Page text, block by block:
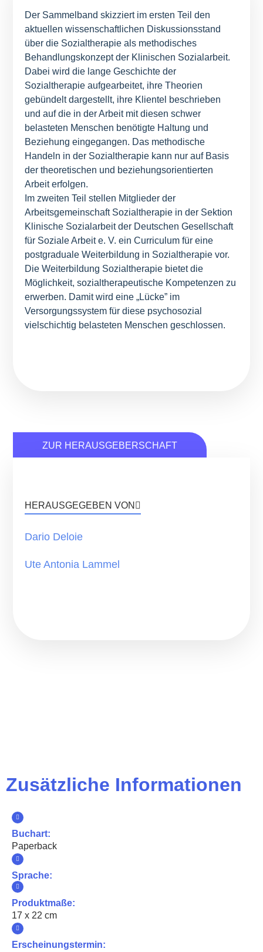
Der Sammelband skizziert im ersten Teil den
aktuellen wissenschaftlichen Diskussionsstand
über die Sozialtherapie als methodisches
Behandlungskonzept der Klinischen Sozialarbeit.
Dabei wird die lange Geschichte der
Sozialtherapie aufgearbeitet, ihre Theorien
gebündelt dargestellt, ihre Klientel beschrieben
und auf die in der Arbeit mit diesen schwer
belasteten Menschen benötigte Haltung und
Beziehung eingegangen. Das methodische
Handeln in der Sozialtherapie kann nur auf Basis
der theoretischen und beziehungsorientierten
Arbeit erfolgen.
Im zweiten Teil stellen Mitglieder der
Arbeitsgemeinschaft Sozialtherapie in der Sektion
Klinische Sozialarbeit der Deutschen Gesellschaft
für Soziale Arbeit e. V. ein Curriculum für eine
postgraduale Weiterbildung in Sozialtherapie vor.
Die Weiterbildung Sozialtherapie bietet die
Möglichkeit, sozialtherapeutische Kompetenzen zu
erwerben. Damit wird eine „Lücke” im
Versorgungssystem für diese psychosozial
vielschichtig belasteten Menschen geschlossen.
ZUR HERAUSGEBERSCHAFT
HERAUSGEGEBEN VON
Dario Deloie
Ute Antonia Lammel
Zusätzliche Informationen
Buchart:
Paperback
Sprache:
Produktmaße:
17 x 22 cm
Erscheinungstermin: